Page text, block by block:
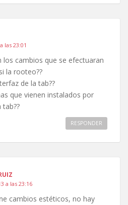
las 23:01
los cambios que se efectuaran
la rooteo??
de la tab??
que vienen instalados por
tab??
RESPONDER
a las 23:16
cambios estéticos, no hay